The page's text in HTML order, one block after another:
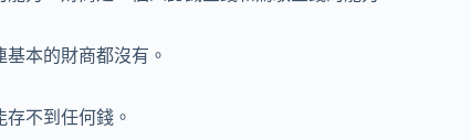
本的財商都沒有。
不到任何錢。